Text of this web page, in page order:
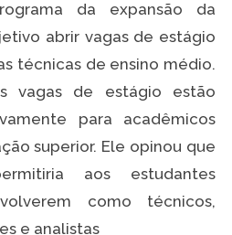
da expansão da
abrir vagas de estágio
técnicas de ensino médio.
vagas de estágio estão
para acadêmicos
superior. Ele opinou que
aos estudantes
como técnicos,
e analistas